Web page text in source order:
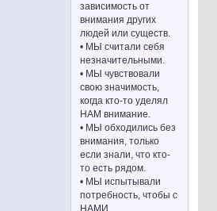
зависимость от
внимания других
людей или существ.
• МЫ считали себя
незначительными.
• МЫ чувствовали
свою значимость,
когда кто-то уделял
НАМ внимание.
• МЫ обходились без
внимания, только
если знали, что кто-
то есть рядом.
• МЫ испытывали
потребность, чтобы с
НАМИ